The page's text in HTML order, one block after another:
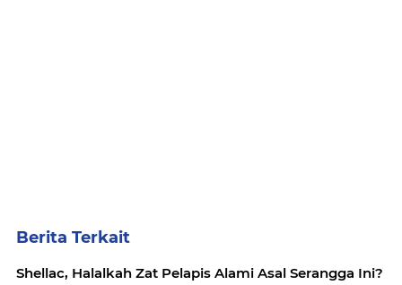
Berita Terkait
Shellac, Halalkah Zat Pelapis Alami Asal Serangga Ini?